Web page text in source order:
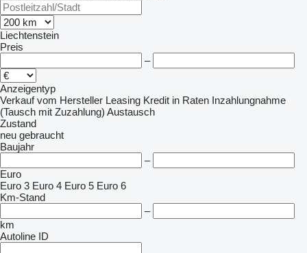
Liechtenstein
Preis
–
Anzeigentyp
Verkauf vom Hersteller Leasing Kredit in Raten Inzahlungnahme
(Tausch mit Zuzahlung) Austausch
Zustand
neu gebraucht
Baujahr
–
Euro
Euro 3 Euro 4 Euro 5 Euro 6
Km-Stand
–
km
Autoline ID